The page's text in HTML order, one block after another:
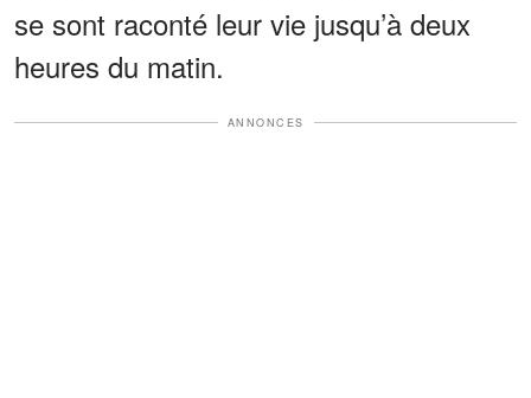
se sont raconté leur vie jusqu’à deux
heures du matin.
ANNONCES